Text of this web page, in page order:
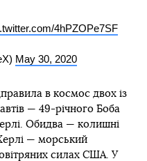
4hPZOPe7SF
May 30, 2020
в космос двох із
— 49-річного Боба
Обидва — колишні
— морський
силах США. У